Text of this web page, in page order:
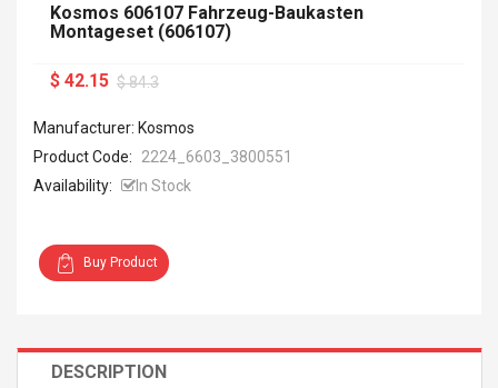
Kosmos 606107 Fahrzeug-Baukasten
Montageset (606107)
$ 42.15 $ 84.3
Manufacturer: Kosmos
Product Code:
2224_6603_3800551
Availability:
In Stock
Buy Product
DESCRIPTION